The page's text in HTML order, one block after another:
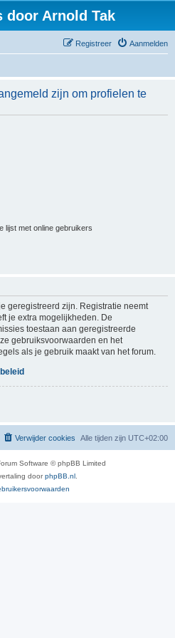
door Arnold Tak
Aanmelden
Registreer
zijn om profielen te
lijst met online gebruikers
geregistreerd zijn. Registratie neemt
je extra mogelijkheden. De
toestaan aan geregistreerde
gebruiksvoorwaarden en het
als je gebruik maakt van het forum.
Alle tijden zijn UTC+02:00
Verwijder cookies
Software © phpBB Limited
doorphpBB.nl